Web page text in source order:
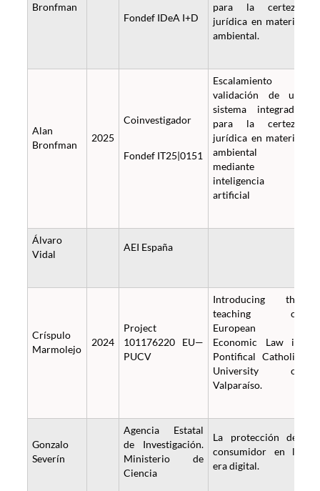
Bronfman
Fondef IDeA I+D
para la certeza
jurídica en materia
ambiental.
Alan
Bronfman
2025
Coinvestigador
Fondef IT25|0151
Escalamiento y
validación de un
sistema integrado
para la certeza
jurídica en materia
ambiental
mediante
inteligencia
artificial
Álvaro
Vidal
AEI España
Críspulo
Marmolejo
2024
Project
101176220 EU—
PUCV
Introducing the
teaching of
European
Economic Law in
Pontifical Catholic
University of
Valparaíso.
Gonzalo
Severín
Agencia Estatal
de Investigación.
Ministerio de
Ciencia
La protección del
consumidor en la
era digital.